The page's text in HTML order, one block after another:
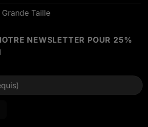
Taille
NEWSLETTER POUR 25%